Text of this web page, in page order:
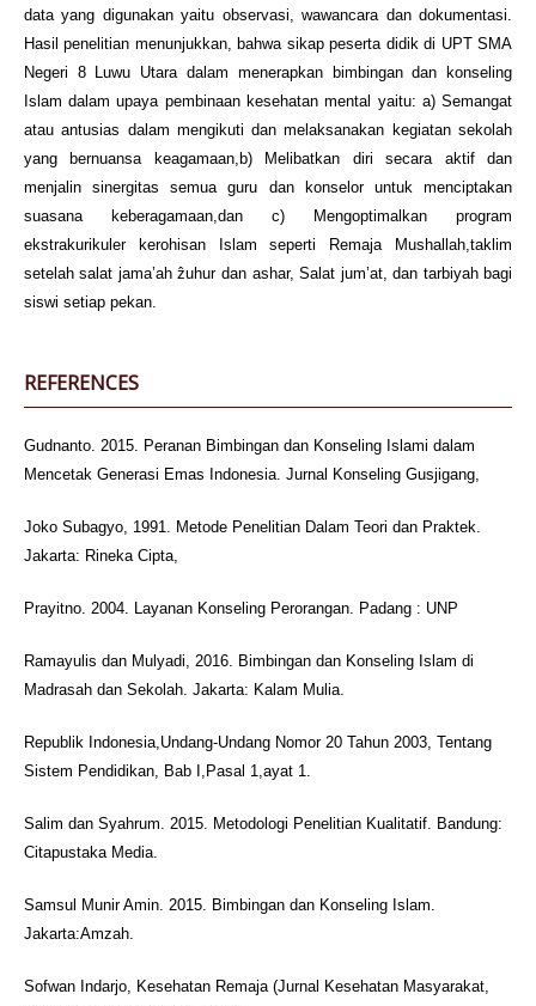
data yang digunakan yaitu observasi, wawancara dan dokumentasi.
Hasil penelitian menunjukkan, bahwa sikap peserta didik di UPT SMA
Negeri 8 Luwu Utara dalam menerapkan bimbingan dan konseling
Islam dalam upaya pembinaan kesehatan mental yaitu: a) Semangat
atau antusias dalam mengikuti dan melaksanakan kegiatan sekolah
yang bernuansa keagamaan,b) Melibatkan diri secara aktif dan
menjalin sinergitas semua guru dan konselor untuk menciptakan
suasana keberagamaan,dan c) Mengoptimalkan program
ekstrakurikuler kerohisan Islam seperti Remaja Mushallah,taklim
setelah salat jama’ah ẑuhur dan ashar, Salat jum’at, dan tarbiyah bagi
siswi setiap pekan.
REFERENCES
Gudnanto. 2015. Peranan Bimbingan dan Konseling Islami dalam
Mencetak Generasi Emas Indonesia. Jurnal Konseling Gusjigang,
Joko Subagyo, 1991. Metode Penelitian Dalam Teori dan Praktek.
Jakarta: Rineka Cipta,
Prayitno. 2004. Layanan Konseling Perorangan. Padang : UNP
Ramayulis dan Mulyadi, 2016. Bimbingan dan Konseling Islam di
Madrasah dan Sekolah. Jakarta: Kalam Mulia.
Republik Indonesia,Undang-Undang Nomor 20 Tahun 2003, Tentang
Sistem Pendidikan, Bab I,Pasal 1,ayat 1.
Salim dan Syahrum. 2015. Metodologi Penelitian Kualitatif. Bandung:
Citapustaka Media.
Samsul Munir Amin. 2015. Bimbingan dan Konseling Islam.
Jakarta:Amzah.
Sofwan Indarjo, Kesehatan Remaja (Jurnal Kesehatan Masyarakat,